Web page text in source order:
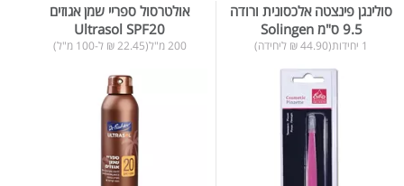
סולינגן פינצטה אלכסונית ורודה
9.5 ס"מ Solingen
1 יחידות(44.90 ₪ ליחידה)
אולטרסול ספריי שמן אגוזים
Ultrasol SPF20
200 מ"ל(22.45 ₪ ל-100 מ"ל)